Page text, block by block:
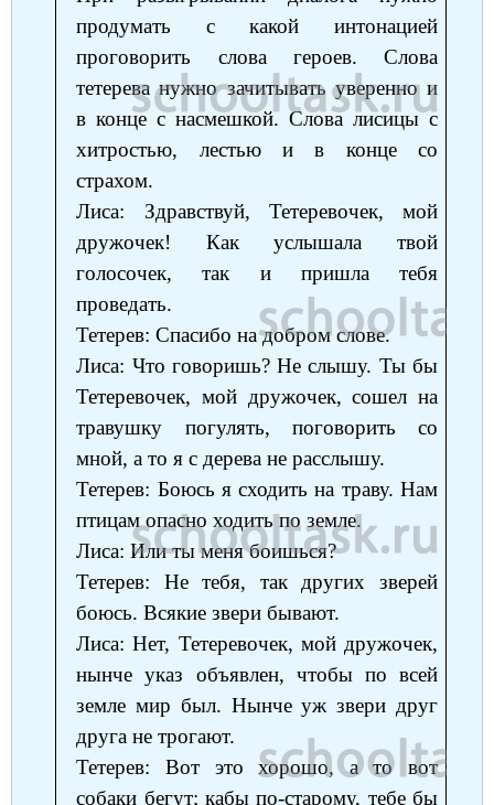
продумать с какой интонацией
проговорить слова героев. Слова
тетерева нужно зачитывать уверенно и
в конце с насмешкой. Слова лисицы с
хитростью, лестью и в конце со
страхом.
Лиса: Здравствуй, Тетеревочек, мой
дружочек! Как услышала твой
голосочек, так и пришла тебя
проведать.
Тетерев: Спасибо на добром слове.
Лиса: Что говоришь? Не слышу. Ты бы
Тетеревочек, мой дружочек, сошел на
травушку погулять, поговорить со
мной, а то я с дерева не расслышу.
Тетерев: Боюсь я сходить на траву. Нам
птицам опасно ходить по земле.
Лиса: Или ты меня боишься?
Тетерев: Не тебя, так других зверей
боюсь. Всякие звери бывают.
Лиса: Нет, Тетеревочек, мой дружочек,
нынче указ объявлен, чтобы по всей
земле мир был. Нынче уж звери друг
друга не трогают.
Тетерев: Вот это хорошо, а то вот
собаки бегут; кабы по-старому, тебе бы